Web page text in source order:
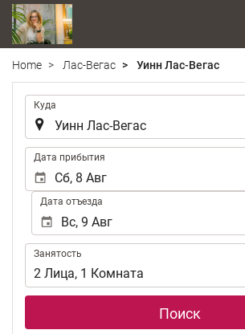
Home Лас-Вегас Уинн Лас-Вегас
Куда
Дата прибытия
Дата отъезда
Занятость
Занятость
2 Лица, 1 Комната
Поиск